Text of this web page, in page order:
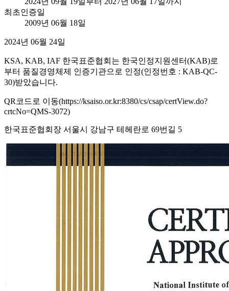
최초인증일
2009년 06월 18일
2024년 06월 24일
KSA, KAB, IAF 한국표준협회는 한국인정지원센터(KAB)로
부터 품질경영체제 인증기관으로 인정(인정번호 : KAB-QC-
30)받았습니다.
QR코드로 이동(https://ksaiso.or.kr:8380/cs/csap/certView.do?
crtcNo=QMS-3072)
한국표준협회장 서울시 강남구 테헤란로 69번길 5